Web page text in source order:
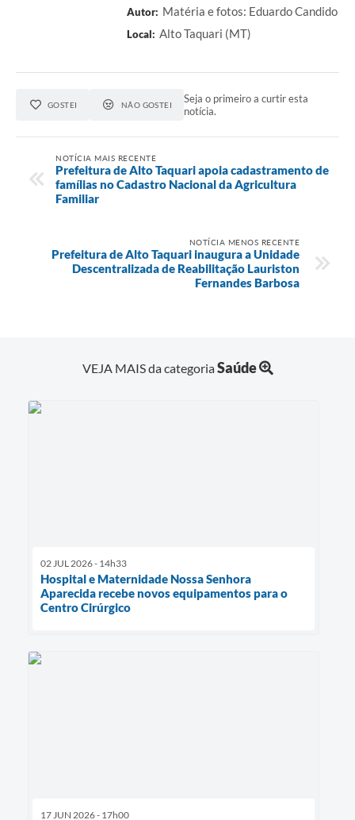
Autor: Matéria e fotos: Eduardo Candido
Local: Alto Taquari (MT)
GOSTEI NÃO GOSTEI
Seja o primeiro a curtir esta
notícia.
NOTÍCIA MAIS RECENTE
Prefeitura de Alto Taquari apoia cadastramento de
famílias no Cadastro Nacional da Agricultura
Familiar
NOTÍCIA MENOS RECENTE
Prefeitura de Alto Taquari inaugura a Unidade
Descentralizada de Reabilitação Lauriston
Fernandes Barbosa
VEJA MAIS da categoriaSaúde
02 JUL 2026 - 14h33
Hospital e Maternidade Nossa Senhora
Aparecida recebe novos equipamentos para o
Centro Cirúrgico
17 JUN 2026 - 17h00